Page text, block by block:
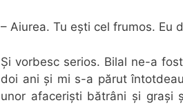
– Aiurea. Tu ești cel frumos. Eu
Și vorbesc serios. Bilal ne-a
doi ani și mi s-a părut
unor afaceriști bătrâni și grași